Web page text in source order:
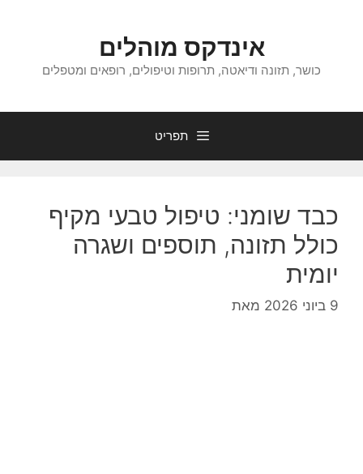
אינדקס מוהלים
כושר, תזונה ודיאטה, תרופות וטיפולים, רופאים ומטפלים
תפריט
כבד שומני: טיפול טבעי מקיף
כולל תזונה, תוספים ושגרה
יומית
9 ביוני 2026 מאת